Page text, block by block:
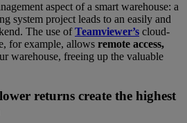
aspect of a smart warehouse: a
system project leads to an easily and
The use ofTeamviewer’s cloud-
for example, allows remote access,
warehouse, freeing up the valuable
returns create the highest